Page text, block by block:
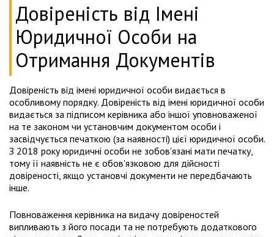
Довіреність від Імені
Юридичної Особи на
Отримання Документів
Довіреність від імені юридичної особи видається в
особливому порядку. Довіреність від імені юридичної особи
видається за підписом керівника або іншої уповноваженої
на те законом чи установчим документом особи і
засвідчується печаткою (за наявності) цієї юридичної особи.
З 2018 року юридичні особи не зобов'язані мати печатку,
тому її наявність не є обов'язковою для дійсності
довіреності, якщо установчі документи не передбачають
інше.
Повноваження керівника на видачу довіреностей
випливають з його посади та не потребують додаткового